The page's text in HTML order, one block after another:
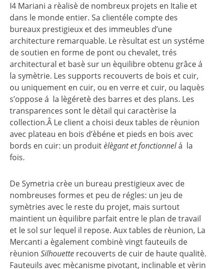
I4 Mariani a rèalisè de nombreux projets en Italie et
dans le monde entier. Sa clientéle compte des
bureaux prestigieux et des immeubles d’une
architecture remarquable. Le rèsultat est un systéme
de soutien en forme de pont ou chevalet, trés
architectural et basè sur un èquilibre obtenu grâce á
la symètrie. Les supports recouverts de bois et cuir,
ou uniquement en cuir, ou en verre et cuir, ou laquès
s’oppose á la lègéretè des barres et des plans. Les
transparences sont le dètail qui caractèrise la
collection.Â Le client a choisi deux tables de rèunion
avec plateau en bois d’èbéne et pieds en bois avec
bords en cuir: un produitèlègant et fonctionnelá la
fois.
De Symetria crèe un bureau prestigieux avec de
nombreuses formes et peu de régles: un jeu de
symètries avec le reste du projet, mais surtout
maintient un èquilibre parfait entre le plan de travail
et le sol sur lequel il repose. Aux tables de rèunion, La
Mercanti a ègalement combinè vingt fauteuils de
rèunion Silhouette recouverts de cuir de haute qualitè.
Fauteuils avec mècanisme pivotant, inclinable et vèrin